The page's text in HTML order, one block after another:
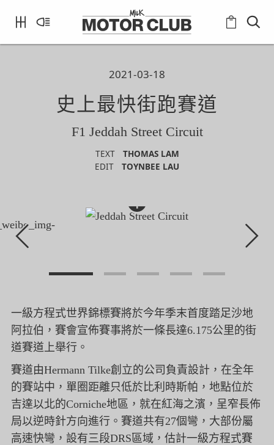
2021-03-18
史上最快街跑賽道
F1 Jeddah Street Circuit
TEXT
THOMAS LAM
EDIT
TOYNBEE LAU
+
一級方程式世界錦標賽將於今年季末首度踏足沙地
阿拉伯， 賽會宣佈賽事將於一條長達6.175公里的街
道賽道上舉行。
賽道由Hermann Tilke創立的公司負責設計，在全年
的賽站中， 單圈距離只低於比利時斯帕， 地點位於
吉達以北的Corniche地區，就在紅海之濱， 呈窄長佈
局以逆時針方向進行。賽道共有27個彎， 大部份屬
高速快彎，設有三段DRS區域， 估計一級方程式賽